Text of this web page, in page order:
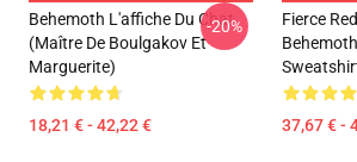
Behemoth L'affiche Du Chat
(Maître De Boulgakov Et
Marguerite)
18,21 € - 42,22 €
-20%
Fierce
37,67 € -